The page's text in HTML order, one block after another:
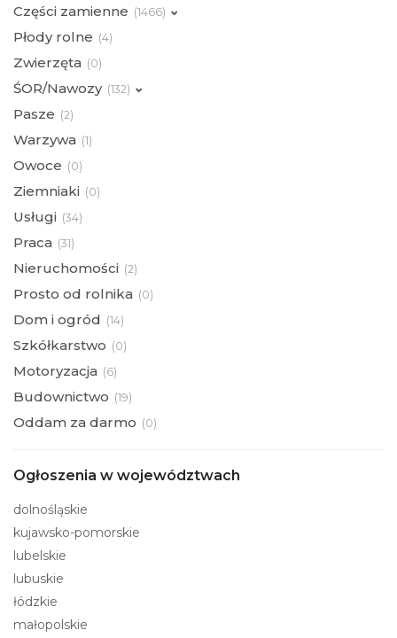
Części zamienne (1466)
Płody rolne (4)
Zwierzęta (0)
ŚOR/Nawozy (132)
Pasze (2)
Warzywa (1)
Owoce (0)
Ziemniaki (0)
Usługi (34)
Praca (31)
Nieruchomości (2)
Prosto od rolnika (0)
Dom i ogród (14)
Szkółkarstwo (0)
Motoryzacja (6)
Budownictwo (19)
Oddam za darmo (0)
Ogłoszenia w województwach
dolnośląskie
kujawsko-pomorskie
lubelskie
lubuskie
łódzkie
małopolskie